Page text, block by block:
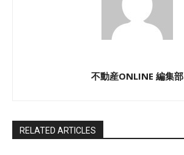
不動産ONLINE 編集部
RELATED ARTICLES